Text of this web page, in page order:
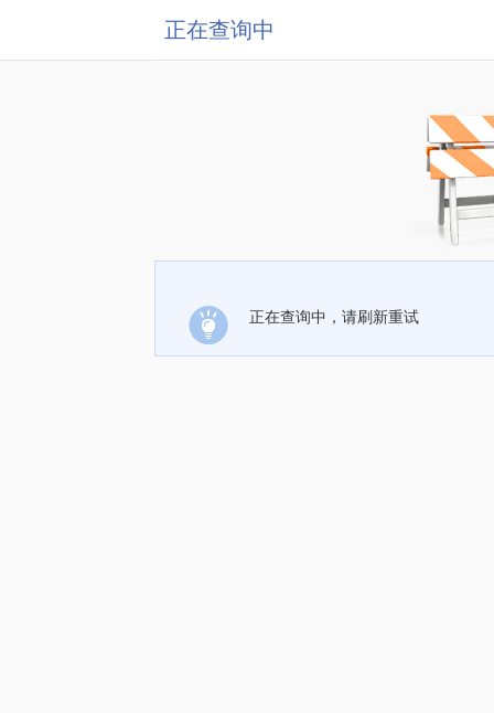
正在查询中
正在查询中，请刷新重试